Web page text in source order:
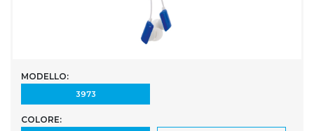
MODELLO:
3973
COLORE: